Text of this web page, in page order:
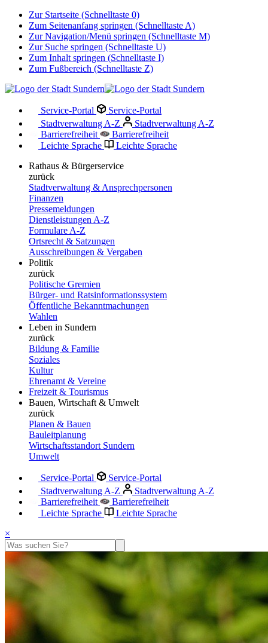
Zur Startseite (Schnelltaste 0)
Zum Seitenanfang springen (Schnelltaste A)
Zur Navigation/Menü springen (Schnelltaste M)
Zur Suche springen (Schnelltaste U)
Zum Inhalt springen (Schnelltaste I)
Zum Fußbereich (Schnelltaste Z)
Service-Portal
Service-Portal
Stadtverwaltung A-Z
Stadtverwaltung A-Z
Barrierefreiheit
Barrierefreiheit
Leichte Sprache
Leichte Sprache
Rathaus & Bürgerservice
zurück
Stadtverwaltung & Ansprechpersonen
Finanzen
Pressemeldungen
Dienstleistungen A-Z
Formulare A-Z
Ortsrecht & Satzungen
Ausschreibungen & Vergaben
Politik
zurück
Politische Gremien
Bürger- und Ratsinformationssystem
Öffentliche Bekanntmachungen
Wahlen
Leben in Sundern
zurück
Bildung & Familie
Soziales
Kultur
Ehrenamt & Vereine
Freizeit & Tourismus
Bauen, Wirtschaft & Umwelt
zurück
Planen & Bauen
Bauleitplanung
Wirtschaftsstandort Sundern
Umwelt
Service-Portal
Service-Portal
Stadtverwaltung A-Z
Stadtverwaltung A-Z
Barrierefreiheit
Barrierefreiheit
Leichte Sprache
Leichte Sprache
×